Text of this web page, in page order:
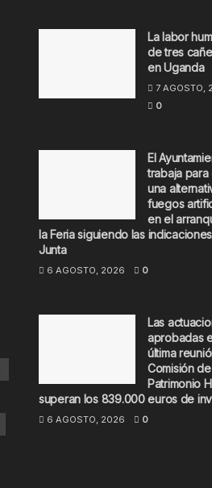
La labor
de tres
en Uganda
7 AGOSTO,
0
El
trabaja
una
fuegos
en el
la Feria siguiendo las
Junta
6 AGOSTO, 2026 0
Las
aprobadas
última
Comisión de
Patrimonio
superan los 839.000 euros de
6 AGOSTO, 2026 0